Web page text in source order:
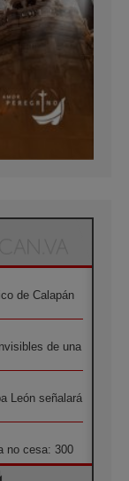
de Calapán
de una
León señalará
no cesa: 300